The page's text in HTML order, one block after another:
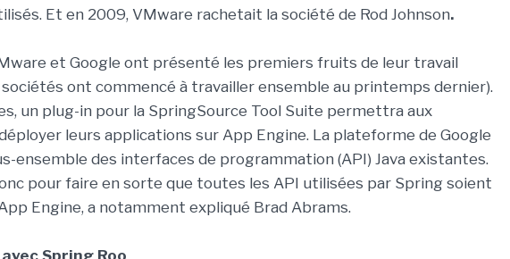
Et en 2009, VMware rachetait la société de Rod Johnson.
et Google ont présenté les premiers fruits de leur travail
ont commencé à travailler ensemble au printemps dernier).
un plug-in pour la SpringSource Tool Suite permettra aux
leurs applications sur App Engine. La plateforme de Google
ensemble des interfaces de programmation (API) Java existantes.
pour faire en sorte que toutes les API utilisées par Spring soient
Engine, a notamment expliqué Brad Abrams.
Spring Roo